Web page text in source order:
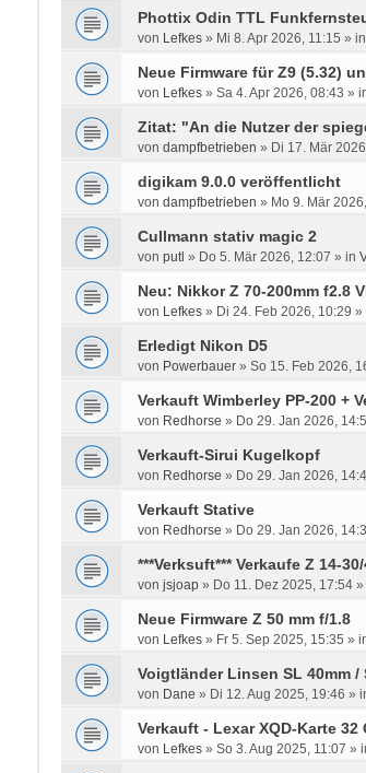
Phottix Odin TTL
von Lefkes» Mi 8. Apr 2026, 11:15 » in
Neue Firmware für Z9 (5.32)
von Lefkes» Sa 4. Apr 2026, 08:43 »
Zitat: "An die Nutzer der
von dampfbetrieben » Di 17. Mär
digikam 9.0.0 veröffentlicht
von dampfbetrieben » Mo 9. Mär
Cullmann stativ magic 2
von putl » Do 5. Mär 2026, 12:07 » in
Neu: Nikkor Z 70-200mm f2.8
von Lefkes» Di 24. Feb 2026, 10:29 »
Erledigt Nikon D5
von Powerbauer» So 15. Feb 2026,
Verkauft Wimberley PP-200 +
von Redhorse » Do 29. Jan 2026,
Verkauft-Sirui Kugelkopf
von Redhorse » Do 29. Jan 2026,
Verkauft Stative
von Redhorse » Do 29. Jan 2026,
***Verksuft*** Verkaufe Z 14-
von jsjoap» Do 11. Dez 2025, 17:54»
Neue Firmware Z 50 mm f/1.8
von Lefkes» Fr 5. Sep 2025, 15:35 »
Voigtländer Linsen SL 40mm /
von Dane » Di 12. Aug 2025, 19:46 »
Verkauft - Lexar XQD-Karte 32
von Lefkes» So 3. Aug 2025, 11:07 »